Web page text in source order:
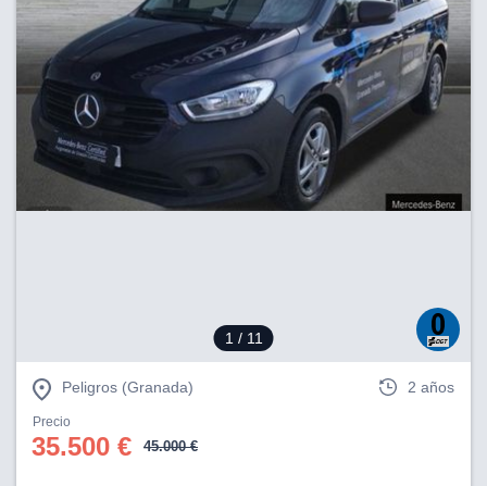
1 / 11
Peligros (Granada) 2 años
Precio
35.500 € 45.000 €